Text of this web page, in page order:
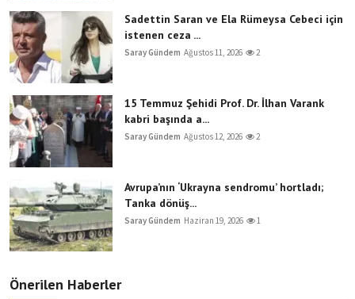
Sadettin Saran ve Ela Rümeysa Cebeci için
istenen ceza ...
Saray Gündem Ağustos 11, 2026 2
15 Temmuz Şehidi Prof. Dr. İlhan Varank
kabri başında a...
Saray Gündem Ağustos 12, 2026 2
Avrupa’nın ‘Ukrayna sendromu’ hortladı;
Tanka dönüş...
Saray Gündem Haziran 19, 2026 1
Önerilen Haberler